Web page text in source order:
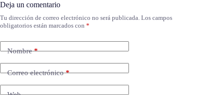
Deja un comentario
Tu dirección de correo electrónico no será publicada. Los campos
obligatorios están marcados con *
Nombre*
Correo electrónico*